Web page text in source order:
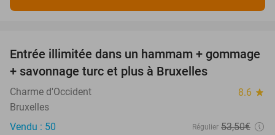
37%
Entrée illimitée dans un hammam + gommage
+ savonnage turc et plus à Bruxelles
Charme d'Occident 8.6 star
Bruxelles
Vendu : 50
Régulier 53,50€